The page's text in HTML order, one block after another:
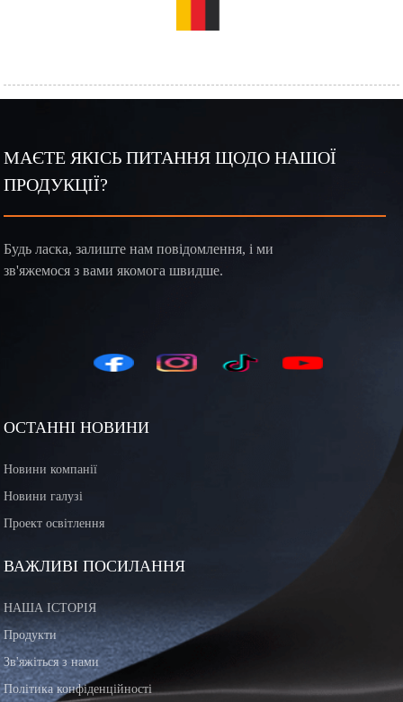
МАЄТЕ ЯКІСЬ ПИТАННЯ ЩОДО НАШОЇ
ПРОДУКЦІЇ?
Будь ласка, залиште нам повідомлення, і ми
зв'яжемося з вами якомога швидше.
ОСТАННІ НОВИНИ
Новини компанії
Новини галузі
Проект освітлення
ВАЖЛИВІ ПОСИЛАННЯ
НАША ІСТОРІЯ
Продукти
Зв'яжіться з нами
Політика конфіденційності